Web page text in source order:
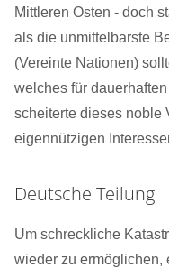
Mittleren Osten - doch
als die unmittelbarste
(Vereinte Nationen)
welches für
scheiterte dieses noble
eigennützigen
Deutsche Teilung
Um schreckliche
wieder zu ermöglichen,